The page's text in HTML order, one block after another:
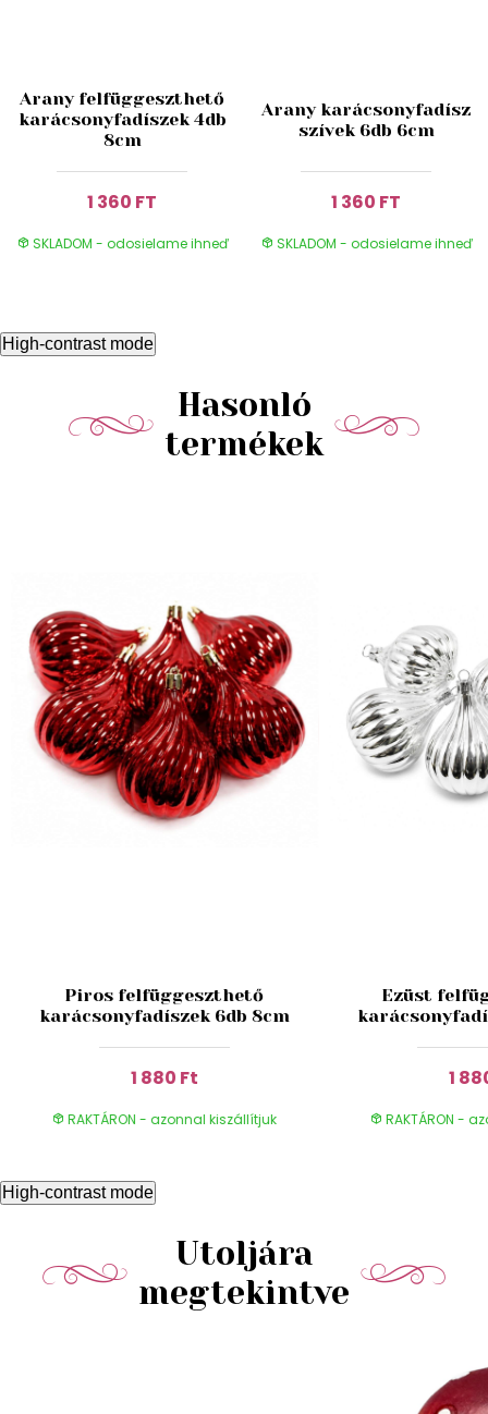
Arany felfüggeszthető
karácsonyfadíszek 4db
8cm
1 360 FT
SKLADOM - odosielame ihneď
Arany karácsonyfadísz
szívek 6db 6cm
1 360 FT
SKLADOM - odosielame ihneď
High-contrast mode
Hasonló
termékek
Piros felfüggeszthető
karácsonyfadíszek 6db 8cm
1 880 Ft
RAKTÁRON - azonnal kiszállítjuk
Ezüst
1
RAKTÁRON -
High-contrast mode
Utoljára
megtekintve